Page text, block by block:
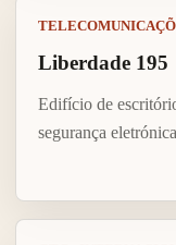
Liberdade 195
Edifício de
segurança